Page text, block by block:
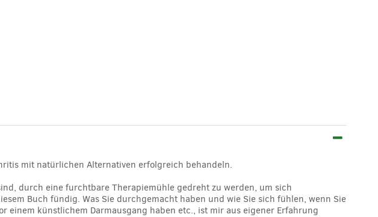
mit natürlichen Alternativen erfolgreich behandeln.
durch eine furchtbare Therapiemühle gedreht zu werden, um sich
Buch fündig. Was Sie durchgemacht haben und wie Sie sich fühlen, wenn Sie
einem künstlichem Darmausgang haben etc., ist mir aus eigener Erfahrung